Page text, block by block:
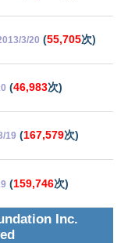
3/20 (55,705次)
(46,983次)
19 (167,579次)
(159,746次)
Inc.